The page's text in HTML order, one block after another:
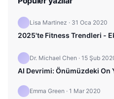
Lisa Martinez · 31 Oca 2020
2025'te Fitness Trendleri -
Dr. Michael Chen · 15 Şub
AI Devrimi: Önümüzdeki On
Emma Green · 1 Mar 2020